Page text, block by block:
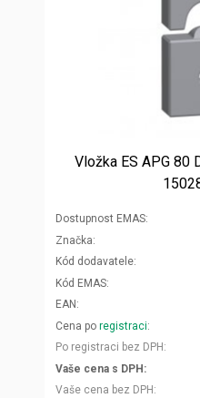
Vložka ES APG 80
Dostupnost EMAS
Značka
Kód dodavatele
Kód EMAS
EAN
Cena po registraci
Po registraci bez DPH
Vaše cena s DPH
Vaše cena bez DPH